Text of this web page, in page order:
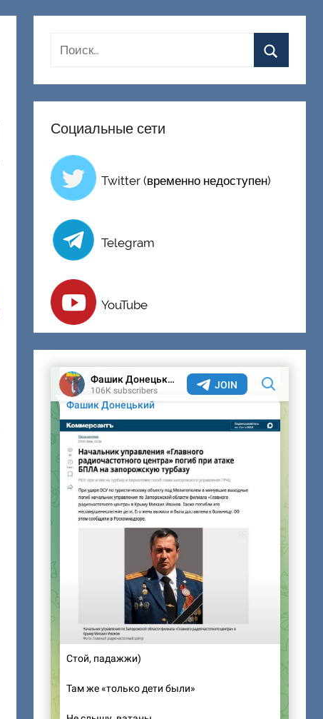
Социальные сети
Twitter (временно недоступен)
Telegram
YouTube